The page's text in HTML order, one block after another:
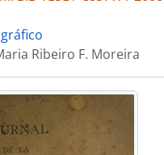
Ribeiro F. Moreira